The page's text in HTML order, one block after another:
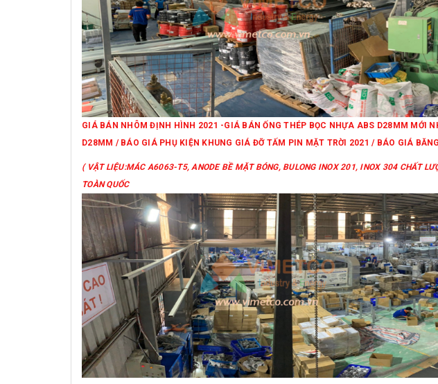
GIÁ BÁN NHÔM ĐỊNH HÌNH 2021 -GIÁ BÁN ỐNG THÉP BỌC NHỰA ABS D28MM MỚI
D28MM / BÁO GIÁ PHỤ KIỆN KHUNG GIÁ ĐỠ TẤM PIN MẶT TRỜI 2021 / BÁO GIÁ
( VẬT LIỆU:MÁC A6063-T5, ANODE BỀ MẶT BÓNG, BULONG INOX 201, INOX 304 CHẤT
TOÀN QUỐC